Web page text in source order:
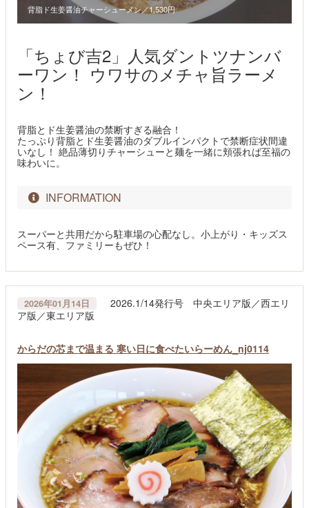
背脂ド生姜醤油チャーシューメン／1,530円
「ちょび吉2」人気ダントツナンバ
ーワン！ ウワサのメチャ旨ラーメ
ン！
背脂とド生姜醤油の禁断すぎる融合！
たっぷり背脂とド生姜醤油のダブルインパクトで禁断症状間違
いなし！ 絶品薄切りチャーシューと麺を一緒に頬張れば至福の
味わいに。
INFORMATION
スーパーと共用だから駐車場の心配なし。小上がり・キッズス
ペース有、ファミリーもぜひ！
2026年01月14日
2026.1/14発行号 中央エリア版／西エリ
ア版／東エリア版
からだの芯まで温まる 寒い日に食べたいらーめん_nj0114